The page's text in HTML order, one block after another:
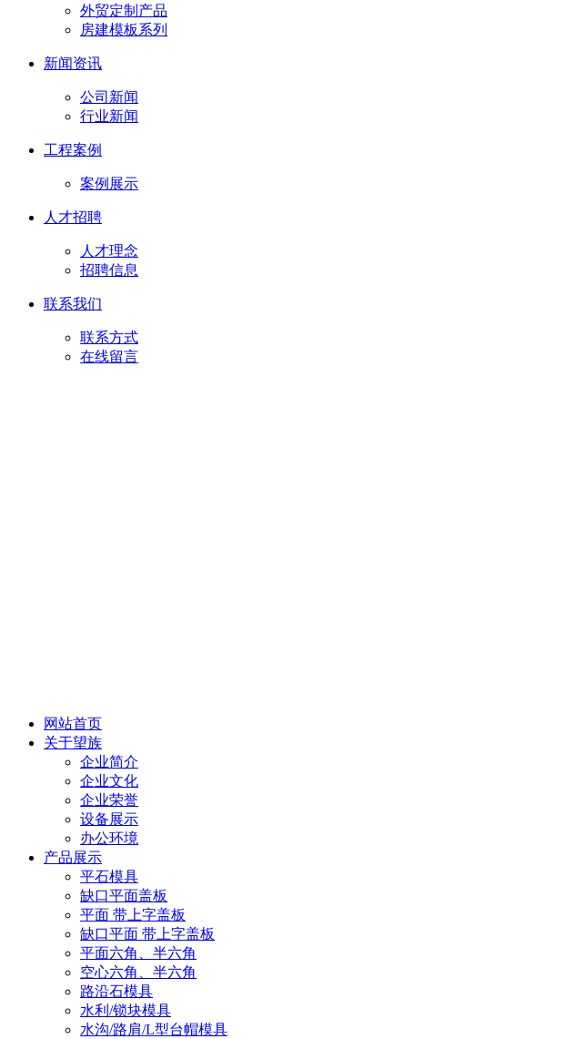
外贸定制产品
房建模板系列
新闻资讯
公司新闻
行业新闻
工程案例
案例展示
人才招聘
人才理念
招聘信息
联系我们
联系方式
在线留言
网站首页
关于望族
企业简介
企业文化
企业荣誉
设备展示
办公环境
产品展示
平石模具
缺口平面盖板
平面 带上字盖板
缺口平面 带上字盖板
平面六角、半六角
空心六角、半六角
路沿石模具
水利/锁块模具
水沟/路肩/L型台帽模具